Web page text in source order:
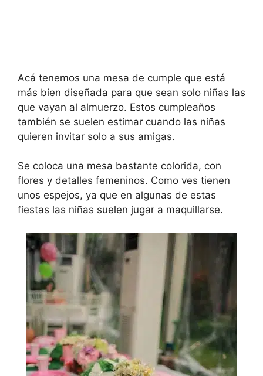
Acá tenemos una mesa de cumple que está
más bien diseñada para que sean solo niñas las
que vayan al almuerzo. Estos cumpleaños
también se suelen estimar cuando las niñas
quieren invitar solo a sus amigas.
Se coloca una mesa bastante colorida, con
flores y detalles femeninos. Como ves tienen
unos espejos, ya que en algunas de estas
fiestas las niñas suelen jugar a maquillarse.